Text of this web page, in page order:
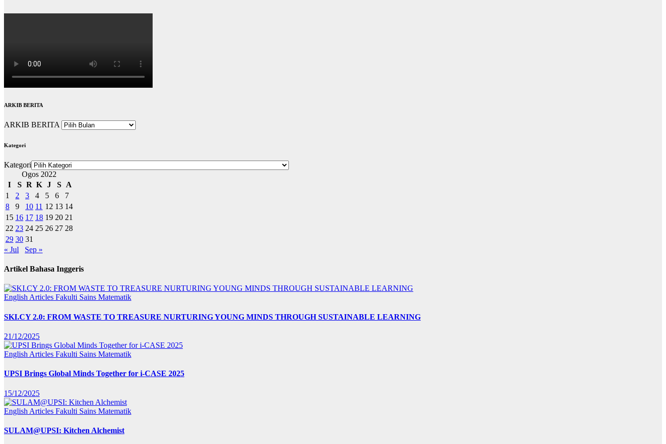
ARKIB BERITA
ARKIB BERITA
Kategori
Kategori
Ogos 2022
I
S R K J S
A
1
2 3 4 5 6
7
8
9 10 11 12 13 14
15 16 17 18 19 20 21
22 23 24 25 26 27 28
29 30 31
« Jul
Sep »
Artikel Bahasa Inggeris
English Articles Fakulti Sains Matematik
SKI.CY 2.0: FROM WASTE TO TREASURE NURTURING YOUNG MINDS THROUGH SUSTAINABLE LEARNING
21/12/2025
English Articles Fakulti Sains Matematik
UPSI Brings Global Minds Together for i-CASE 2025
15/12/2025
English Articles Fakulti Sains Matematik
SULAM@UPSI: Kitchen Alchemist